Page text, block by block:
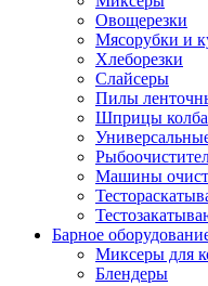
Овощерезки
Мясорубки и
Хлеборезки
Слайсеры
Пилы
Шприцы
Машины
Барное
Миксеры для
Блендеры